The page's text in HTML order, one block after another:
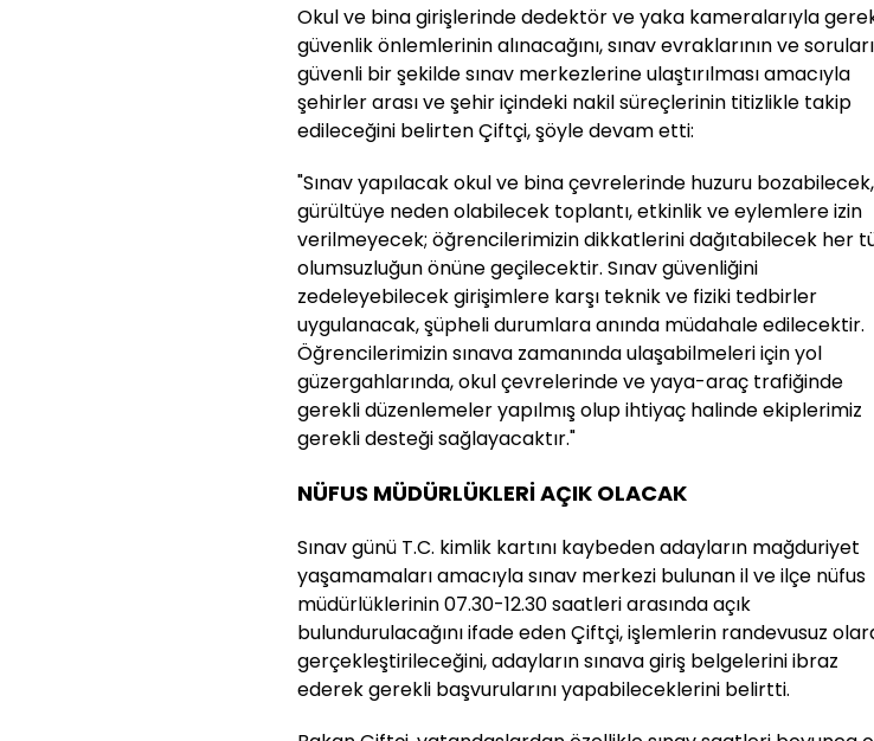
Okul ve bina girişlerinde dedektör ve yaka kameralarıyla
güvenlik önlemlerinin alınacağını, sınav evraklarının ve
güvenli bir şekilde sınav merkezlerine ulaştırılması amacıyla
şehirler arası ve şehir içindeki nakil süreçlerinin titizlikle takip
edileceğini belirten Çiftçi, şöyle devam etti:
"Sınav yapılacak okul ve bina çevrelerinde huzuru bozabilecek,
gürültüye neden olabilecek toplantı, etkinlik ve eylemlere izin
verilmeyecek; öğrencilerimizin dikkatlerini dağıtabilecek her
olumsuzluğun önüne geçilecektir. Sınav güvenliğini
zedeleyebilecek girişimlere karşı teknik ve fiziki tedbirler
uygulanacak, şüpheli durumlara anında müdahale edilecektir.
Öğrencilerimizin sınava zamanında ulaşabilmeleri için yol
güzergahlarında, okul çevrelerinde ve yaya-araç trafiğinde
gerekli düzenlemeler yapılmış olup ihtiyaç halinde ekiplerimiz
gerekli desteği sağlayacaktır."
NÜFUS MÜDÜRLÜKLERİ AÇIK OLACAK
Sınav günü T.C. kimlik kartını kaybeden adayların mağduriyet
yaşamamaları amacıyla sınav merkezi bulunan il ve ilçe nüfus
müdürlüklerinin 07.30-12.30 saatleri arasında açık
bulundurulacağını ifade eden Çiftçi, işlemlerin randevusuz
gerçekleştirileceğini, adayların sınava giriş belgelerini ibraz
ederek gerekli başvurularını yapabileceklerini belirtti.